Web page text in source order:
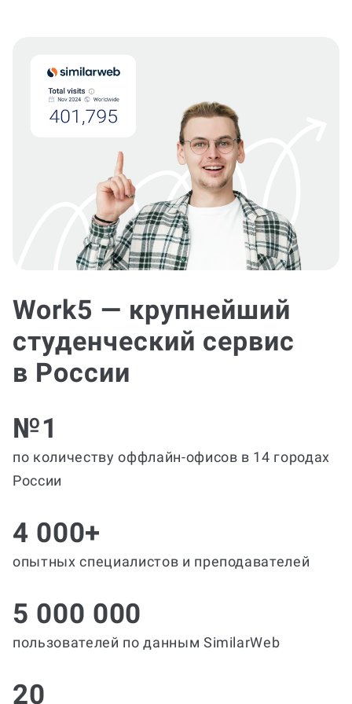
Work5 — крупнейший
студенческий сервис
в России
№1
по количеству оффлайн-офисов в 14 городах
России
4 000+
опытных специалистов и преподавателей
5 000 000
пользователей по данным SimilarWeb
20